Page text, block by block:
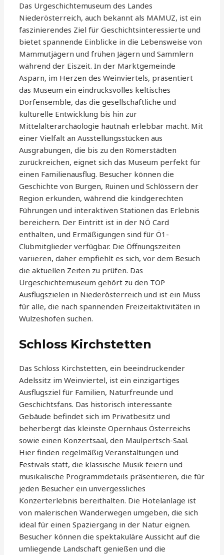
Das Urgeschichtemuseum des Landes
Niederösterreich, auch bekannt als MAMUZ, ist ein
faszinierendes Ziel für Geschichtsinteressierte und
bietet spannende Einblicke in die Lebensweise von
Mammutjägern und frühen Jägern und Sammlern
während der Eiszeit. In der Marktgemeinde
Asparn, im Herzen des Weinviertels, präsentiert
das Museum ein eindrucksvolles keltisches
Dorfensemble, das die gesellschaftliche und
kulturelle Entwicklung bis hin zur
Mittelalterarchäologie hautnah erlebbar macht. Mit
einer Vielfalt an Ausstellungsstücken aus
Ausgrabungen, die bis zu den Römerstädten
zurückreichen, eignet sich das Museum perfekt für
einen Familienausflug. Besucher können die
Geschichte von Burgen, Ruinen und Schlössern der
Region erkunden, während die kindgerechten
Führungen und interaktiven Stationen das Erlebnis
bereichern. Der Eintritt ist in der NÖ Card
enthalten, und Ermäßigungen sind für Ö1-
Clubmitglieder verfügbar. Die Öffnungszeiten
variieren, daher empfiehlt es sich, vor dem Besuch
die aktuellen Zeiten zu prüfen. Das
Urgeschichtemuseum gehört zu den TOP
Ausflugszielen in Niederösterreich und ist ein Muss
für alle, die nach spannenden Freizeitaktivitäten in
Wulzeshofen suchen.
Schloss Kirchstetten
Das Schloss Kirchstetten, ein beeindruckender
Adelssitz im Weinviertel, ist ein einzigartiges
Ausflugsziel für Familien, Naturfreunde und
Geschichtsfans. Das historisch interessante
Gebäude befindet sich im Privatbesitz und
beherbergt das kleinste Opernhaus Österreichs
sowie einen Konzertsaal, den Maulpertsch-Saal.
Hier finden regelmäßig Veranstaltungen und
Festivals statt, die klassische Musik feiern und
musikalische Programmdetails präsentieren, die für
jeden Besucher ein unvergessliches
Konzerterlebnis bereithalten. Die Hotelanlage ist
von malerischen Wanderwegen umgeben, die sich
ideal für einen Spaziergang in der Natur eignen.
Besucher können die spektakuläre Aussicht auf die
umliegende Landschaft genießen und die